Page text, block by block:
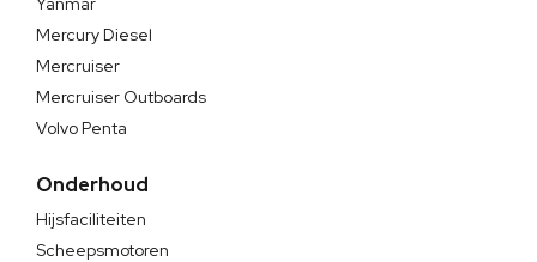
Mercury Diesel
Mercruiser
Mercruiser Outboards
Volvo Penta
Onderhoud
Hijsfaciliteiten
Scheepsmotoren